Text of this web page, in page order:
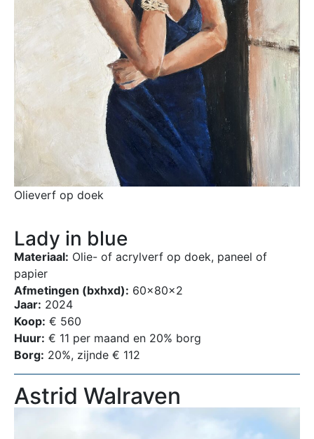
Olieverf op doek
Lady in blue
Materiaal: Olie- of acrylverf op doek, paneel of
papier
Afmetingen (bxhxd): 60x80x2
Jaar: 2024
Koop: € 560
Huur: € 11 per maand en 20% borg
Borg: 20%, zijnde € 112
Astrid Walraven